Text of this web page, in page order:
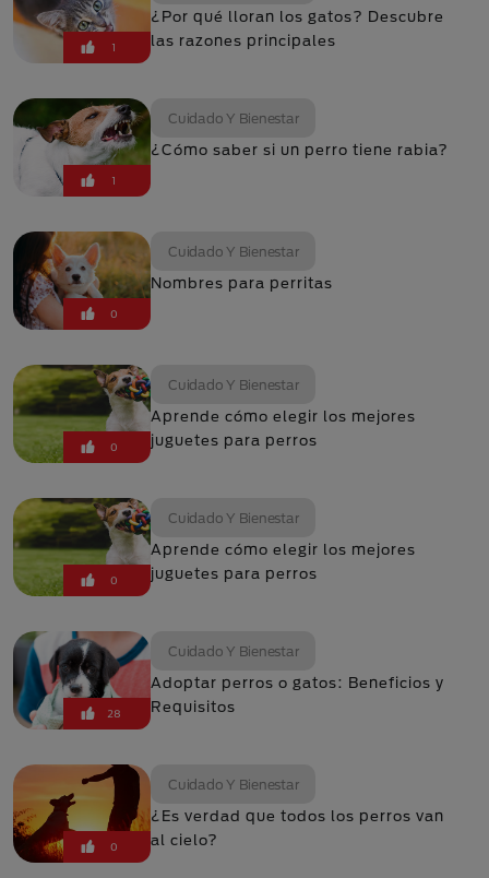
1
¿Por qué lloran los gatos? Descubre
las razones principales
1
Cuidado Y Bienestar
¿Cómo saber si un perro tiene rabia?
0
Cuidado Y Bienestar
Nombres para perritas
0
Cuidado Y Bienestar
Aprende cómo elegir los mejores
juguetes para perros
0
Cuidado Y Bienestar
Aprende cómo elegir los mejores
juguetes para perros
28
Cuidado Y Bienestar
Adoptar perros o gatos: Beneficios y
Requisitos
0
Cuidado Y Bienestar
¿Es verdad que todos los perros van
al cielo?